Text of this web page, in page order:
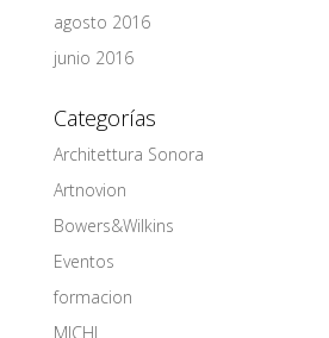
agosto 2016
junio 2016
Categorías
Architettura Sonora
Artnovion
Bowers&Wilkins
Eventos
formacion
MICHI